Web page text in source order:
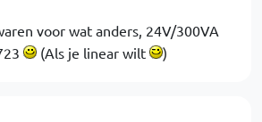
voor wat anders, 24V/300VA
(Als je linear wilt )